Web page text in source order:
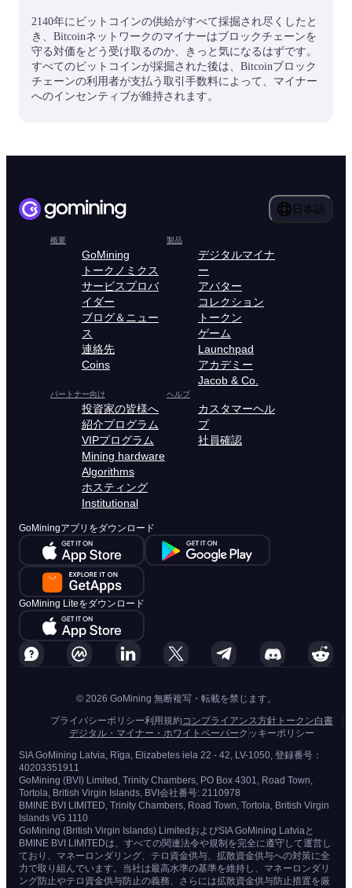
2140年にビットコインの供給がすべて採掘され尽くしたと
き、Bitcoinネットワークのマイナーはブロックチェーンを
守る対価をどう受け取るのか、きっと気になるはずです。
すべてのビットコインが採掘された後は、Bitcoinブロック
チェーンの利用者が支払う取引手数料によって、マイナー
へのインセンティブが維持されます。
日本語
概要
GoMining
トークノミクス
サービスプロバ
イダー
ブログ＆ニュー
ス
連絡先
Coins
製品
デジタルマイナ
ー
アバター
コレクション
トークン
ゲーム
Launchpad
アカデミー
Jacob & Co.
パートナー向け
投資家の皆様へ
紹介プログラム
VIPプログラム
Mining hardware
Algorithms
ホスティング
Institutional
ヘルプ
カスタマーヘル
プ
社員確認
GoMiningアプリをダウンロード
GoMining Liteをダウンロード
© 2026 GoMining 無断複写・転載を禁じます。
プライバシーポリシー利用規約 コンプライアンス方針 トークン白書
デジタル・マイナー・ホワイトペーパークッキーポリシー
SIA GoMining Latvia, Rīga, Elizabetes iela 22 - 42, LV-1050, 登録番号：
40203351911
GoMining (BVI) Limited, Trinity Chambers, PO Box 4301, Road Town,
Tortola, British Virgin Islands, BVI会社番号: 2110978
BMINE BVI LIMITED, Trinity Chambers, Road Town, Tortola, British Virgin
Islands VG 1110
GoMining (British Virgin Islands) LimitedおよびSIA GoMining Latviaと
BMINE BVI LIMITEDは、すべての関連法令や規制を完全に遵守して運営し
ており、マネーロンダリング、テロ資金供与、拡散資金供与への対策に全
力で取り組んでいます。当社は最高水準の基準を維持し、マネーロンダリ
ング防止やテロ資金供与防止の義務、さらには拡散資金供与防止措置を厳